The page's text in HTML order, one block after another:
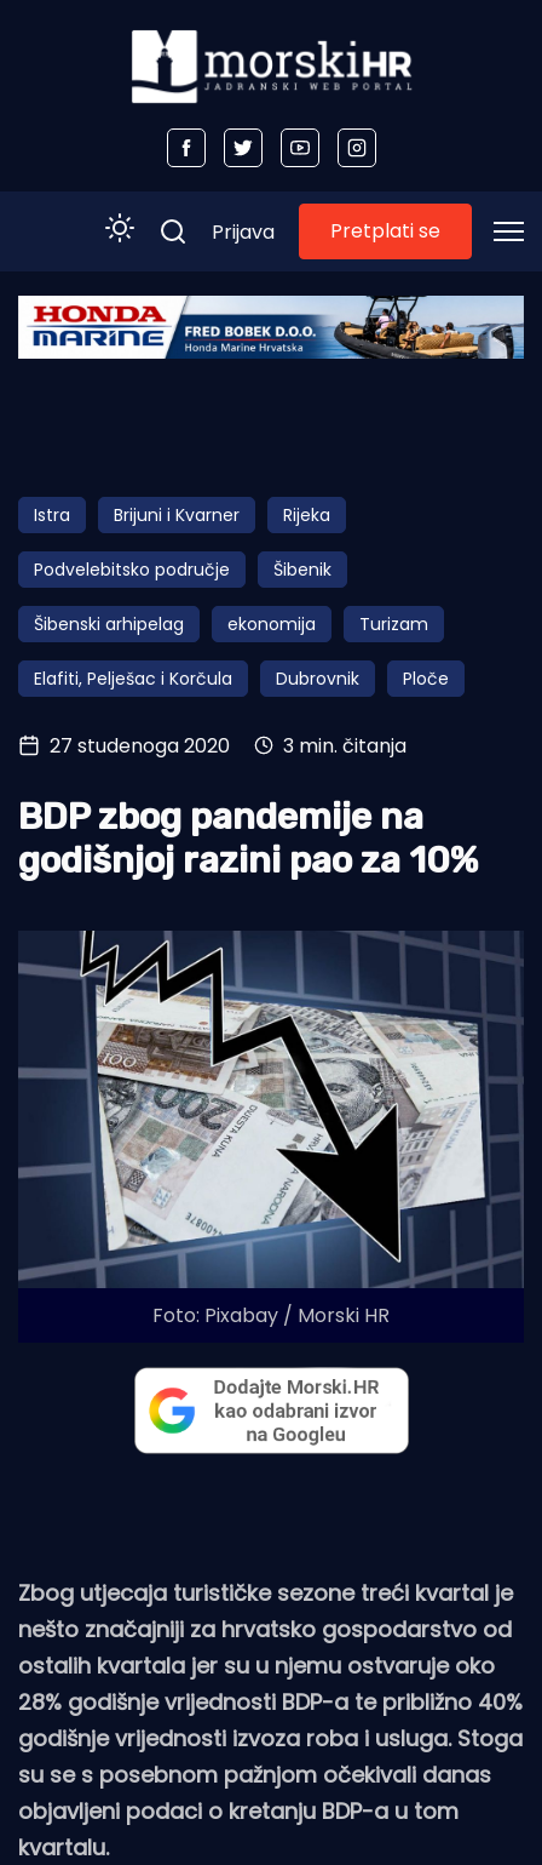
Početna
Obala
Otoci
Turizam i nautika
Pomorstvo
Ribolov
Ekologija
Prijava Pretplati se
Istra Brijuni i Kvarner Rijeka
Podvelebitsko područje Šibenik
Šibenski arhipelag ekonomija Turizam
Elafiti, Pelješac i Korčula Dubrovnik Ploče
27 studenoga 2020 3 min. čitanja
BDP zbog pandemije na
godišnjoj razini pao za 10%
Foto: Pixabay / Morski HR
Zbog utjecaja turističke sezone treći kvartal je
nešto značajniji za hrvatsko gospodarstvo od
ostalih kvartala jer su u njemu ostvaruje oko
28% godišnje vrijednosti BDP-a te približno 40%
godišnje vrijednosti izvoza roba i usluga. Stoga
su se s posebnom pažnjom očekivali danas
objavljeni podaci o kretanju BDP-a u tom
kvartalu.